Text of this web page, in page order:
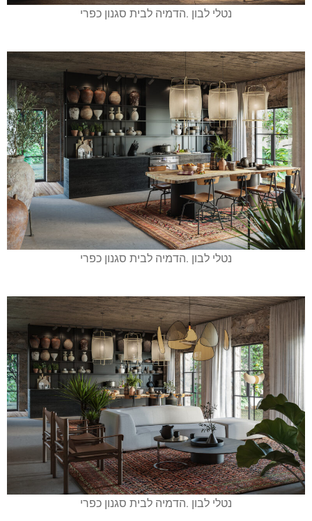
נטלי לבון .הדמיה לבית סגנון כפרי
נטלי לבון .הדמיה לבית סגנון כפרי
נטלי לבון .הדמיה לבית סגנון כפרי